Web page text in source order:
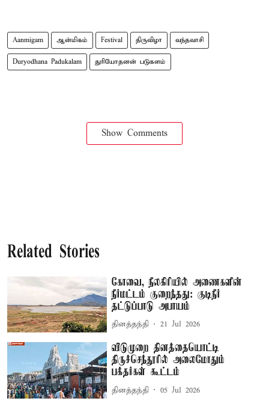
Aanmigam ஆன்மிகம் Festival திருவிழா வந்தவாசி
Duryodhana Padukalam துரியோதனன் படுகளம்
Show Comments
Related Stories
கோவை, நீலகிரியில் அணைகளின்
நீர்மட்டம் குறைந்தது: குடிநீர்
தட்டுப்பாடு அபாயம்
தினத்தந்தி 21 Jul 2026
விடுமுறை தினத்தையொட்டி
திருச்செந்தூரில் அலைமோதும்
பக்தர்கள் கூட்டம்
தினத்தந்தி 05 Jul 2026